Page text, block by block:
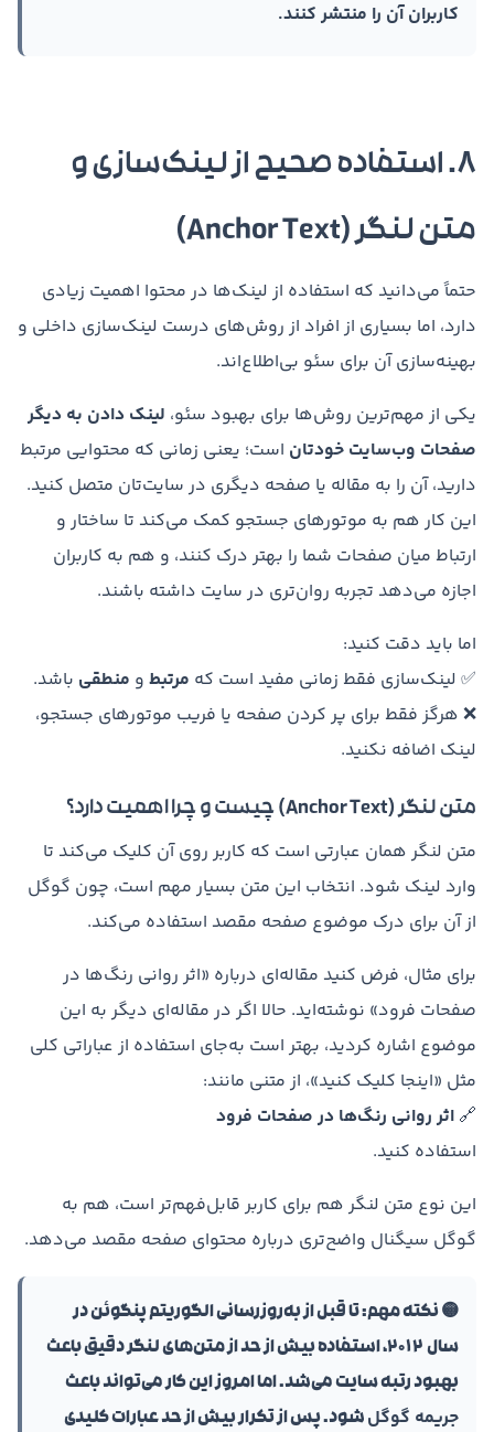
کاربران آن را منتشر کنند.
۸. استفاده صحیح از لینک‌سازی و
متن لنگر (Anchor Text)
حتماً می‌دانید که استفاده از لینک‌ها در محتوا اهمیت زیادی
دارد، اما بسیاری از افراد از روش‌های درست لینک‌سازی داخلی و
بهینه‌سازی آن برای سئو بی‌اطلاع‌اند.
یکی از مهم‌ترین روش‌ها برای بهبود سئو، لینک دادن به دیگر
صفحات وب‌سایت خودتان است؛ یعنی زمانی که محتوایی مرتبط
دارید، آن را به مقاله یا صفحه دیگری در سایت‌تان متصل کنید.
این کار هم به موتورهای جستجو کمک می‌کند تا ساختار و
ارتباط میان صفحات شما را بهتر درک کنند، و هم به کاربران
اجازه می‌دهد تجربه روان‌تری در سایت داشته باشند.
اما باید دقت کنید:
✅ لینک‌سازی فقط زمانی مفید است که مرتبط و منطقی باشد.
❌ هرگز فقط برای پر کردن صفحه یا فریب موتورهای جستجو،
لینک اضافه نکنید.
متن لنگر (Anchor Text) چیست و چرا اهمیت دارد؟
متن لنگر همان عبارتی است که کاربر روی آن کلیک می‌کند تا
وارد لینک شود. انتخاب این متن بسیار مهم است، چون گوگل
از آن برای درک موضوع صفحه مقصد استفاده می‌کند.
برای مثال، فرض کنید مقاله‌ای درباره «اثر روانی رنگ‌ها در
صفحات فرود» نوشته‌اید. حالا اگر در مقاله‌ای دیگر به این
موضوع اشاره کردید، بهتر است به‌جای استفاده از عباراتی کلی
مثل «اینجا کلیک کنید»، از متنی مانند:
🔗 اثر روانی رنگ‌ها در صفحات فرود
استفاده کنید.
این نوع متن لنگر هم برای کاربر قابل‌فهم‌تر است، هم به
گوگل سیگنال واضح‌تری درباره محتوای صفحه مقصد می‌دهد.
🟡 نکته مهم: تا قبل از به‌روزرسانی الگوریتم پنگوئن در
سال ۲۰۱۲، استفاده بیش از حد از متن‌های لنگر دقیق باعث
بهبود رتبه سایت می‌شد. اما امروز این کار می‌تواند باعث
جریمه گوگلشود. پس از تکرار بیش از حد عبارات کلیدی